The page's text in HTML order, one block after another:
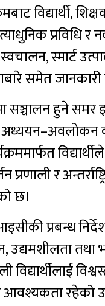
विद्यार्थी,
प्रविधि र
स्मार्ट
समेत
सञ्चालन हुने
अध्ययन–अवलोकन
र
छ।
प्रबन्ध
उद्यमशीलता तथा
रहेको